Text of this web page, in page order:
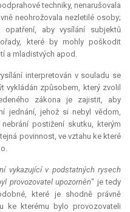
techniky, nenarušovala
neohrožovala nezletilé osoby;
aby vysílání subjektů
které by mohly poškodit
a mladistvých apod.
interpretován v souladu se
vykládán způsobem, který zvolil
zákona je zajistit, aby
jednání, jehož si nebyl vědom,
postižení skutku, kterým
povinnost, ve vztahu ke které
vykazující v podstatných rysech
provozovatel upozorněn" je tedy
které je shodně právně
ke kterému bylo provozovateli